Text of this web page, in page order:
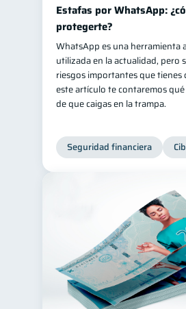
Estafas por WhatsApp:
protegerte?
WhatsApp es una herramienta
utilizada en la actualidad, pero
riesgos importantes que tienes
este artículo te contaremos qué
de que caigas en la trampa.
Seguridad financiera